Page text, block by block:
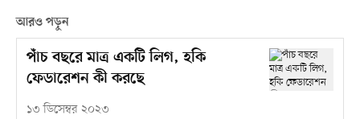
আরও পড়ুন
পাঁচ বছরে মাত্র একটি লিগ, হকি
ফেডারেশন কী করছে
১৩ ডিসেম্বর ২০২৩